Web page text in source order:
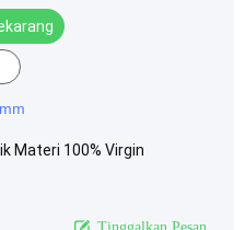
Materi 100% Virgin
Tinggalkan Pesan